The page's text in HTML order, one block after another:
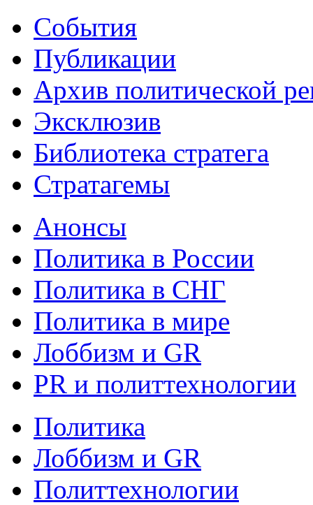
События
Публикации
Архив политической
Эксклюзив
Библиотека стратега
Стратагемы
Анонсы
Политика в России
Политика в СНГ
Политика в мире
Лоббизм и GR
PR и политтехнологии
Политика
Лоббизм и GR
Политтехнологии